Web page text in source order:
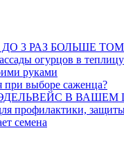
3 РАЗ БОЛЬШЕ
огурцов в теплицу
руками
при выборе саженца?
В ВАШЕМ
защиты
семена